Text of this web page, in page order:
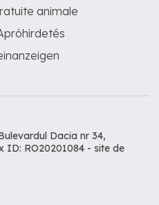
animale
Dacia nr 34,
ID: RO20201084 - site de